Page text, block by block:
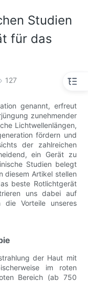
Studien
für das
127
genannt, erfreut
zunehmender
Lichtwellenlängen,
fördern und
der zahlreichen
ein Gerät zu
Studien belegt
diesem Artikel stellen
beste Rotlichtgerät
uns dabei auf
die Vorteile unseres
der Haut mit
im roten
Bereich (ab 750